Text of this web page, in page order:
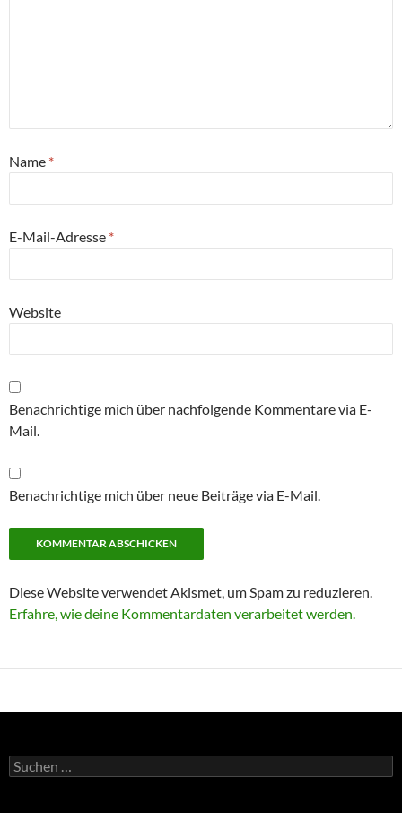
Name *
E-Mail-Adresse *
Website
Benachrichtige mich über nachfolgende Kommentare via E-
Mail.
Benachrichtige mich über neue Beiträge via E-Mail.
Diese Website verwendet Akismet, um Spam zu reduzieren.
Erfahre, wie deine Kommentardaten verarbeitet werden.
Suchen
nach: